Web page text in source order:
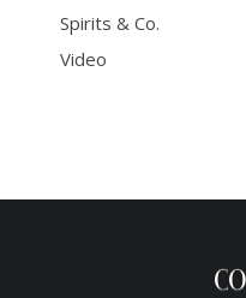
Spirits & Co.
Video